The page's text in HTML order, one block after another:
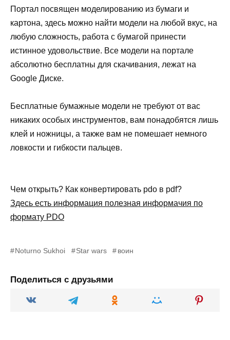
Портал посвящен моделированию из бумаги и
картона, здесь можно найти модели на любой вкус, на
любую сложность, работа с бумагой принести
истинное удовольствие. Все модели на портале
абсолютно бесплатны для скачивания, лежат на
Google Диске.
Бесплатные бумажные модели не требуют от вас
никаких особых инструментов, вам понадобятся лишь
клей и ножницы, а также вам не помешает немного
ловкости и гибкости пальцев.
Чем открыть? Как конвертировать pdo в pdf?
Здесь есть информация полезная информачия по
формату PDO
Noturno Sukhoi Star wars воин
Поделиться с друзьями